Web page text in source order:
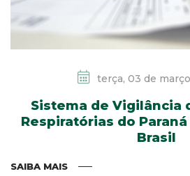
terça, 03 de
Sistema de Vigilância
Respiratórias do
Brasil
SAIBA MAIS